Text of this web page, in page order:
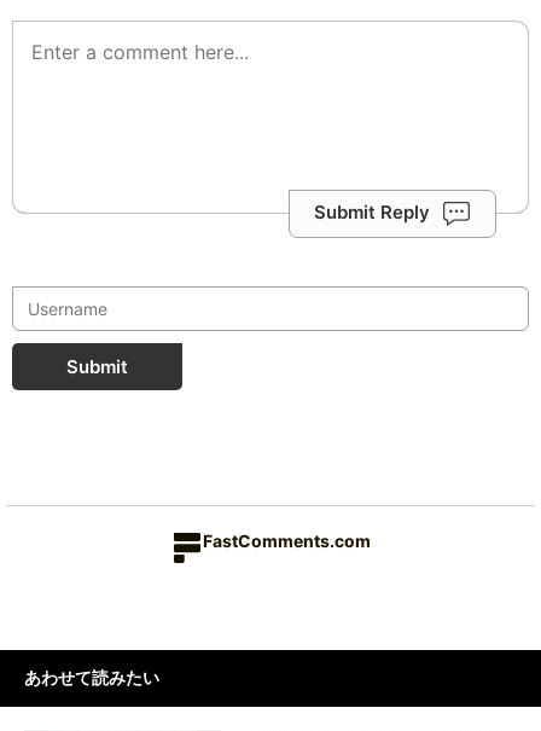
Submit Reply
Submit
FastComments.com
あわせて読みたい